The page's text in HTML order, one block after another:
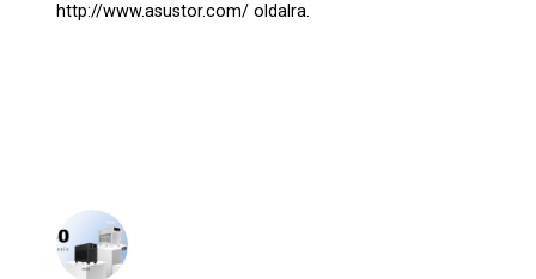
http://www.asustor.com/ oldalra.